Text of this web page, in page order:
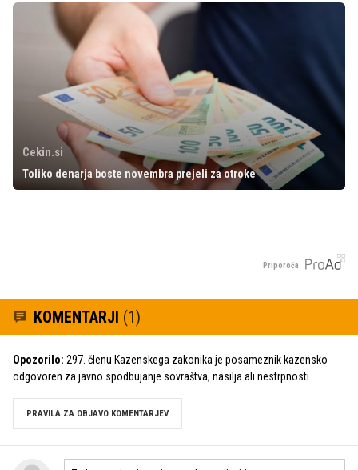
Cekin.si
Toliko denarja boste novembra prejeli za otroke
Priporoča
KOMENTARJI (1)
Opozorilo: 297. členu Kazenskega zakonika je posameznik kazensko
odgovoren za javno spodbujanje sovraštva, nasilja ali nestrpnosti.
PRAVILA ZA OBJAVO KOMENTARJEV